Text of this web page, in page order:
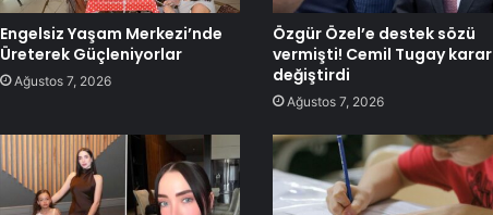
Engelsiz Yaşam Merkezi’nde
Üreterek Güçleniyorlar
Ağustos 7, 2026
Özgür Özel’e destek sözü
vermişti! Cemil Tugay karar
değiştirdi
Ağustos 7, 2026